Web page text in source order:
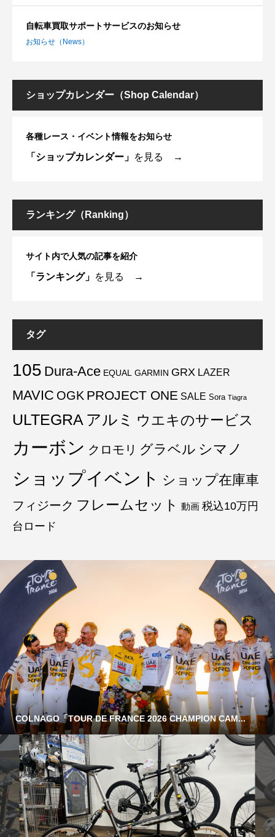
自転車買取サポートサービスのお知らせ
お知らせ（News）
ショップカレンダー（Shop Calendar）
各種レース・イベント情報をお知らせ
「ショップカレンダー」 を見る →
ランキング（Ranking）
サイト内で人気の記事を紹介
「ランキング」 を見る →
タグ
105 Dura-Ace EQUAL GARMIN GRX LAZER
MAVIC OGK PROJECT ONE SALE Sora Tiagra
ULTEGRA アルミ ウエキのサービス
カーボン クロモリ グラベル シマノ
ショップイベント ショップ在庫車
フィジーク フレームセット 動画 税込10万円
台ロード
COLNAGO「TOUR DE FRANCE 2026 CHAMPION CAM...